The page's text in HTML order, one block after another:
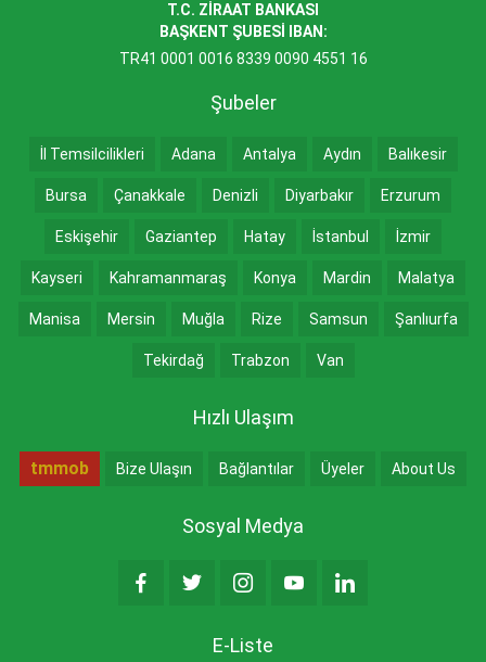
T.C. ZİRAAT BANKASI
BAŞKENT ŞUBESİ IBAN:
TR41 0001 0016 8339 0090 4551 16
Şubeler
İl Temsilcilikleri Adana Antalya Aydın Balıkesir
Bursa Çanakkale Denizli Diyarbakır Erzurum
Eskişehir Gaziantep Hatay İstanbul İzmir
Kayseri Kahramanmaraş Konya Mardin Malatya
Manisa Mersin Muğla Rize Samsun Şanlıurfa
Tekirdağ Trabzon Van
Hızlı Ulaşım
tmmob Bize Ulaşın Bağlantılar Üyeler About Us
Sosyal Medya
E-Liste